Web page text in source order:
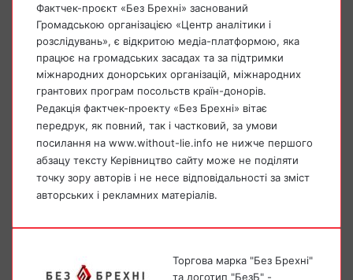
Фактчек-проєкт «Без Брехні» заснований
Громадською організацією «Центр аналітики і
розслідувань», є відкритою медіа-платформою, яка
працює на громадських засадах та за підтримки
міжнародних донорських організацій, міжнародних
грантових програм посольств країн-донорів.
Редакція фактчек-проекту «Без Брехні» вітає
передрук, як повний, так і частковий, за умови
посилання на www.without-lie.info не нижче першого
абзацу тексту Керівництво сайту може не поділяти
точку зору авторів і не несе відповідальності за зміст
авторських і рекламних матеріалів.
Торгова марка "Без Брехні"
та логотип "БезБ" -